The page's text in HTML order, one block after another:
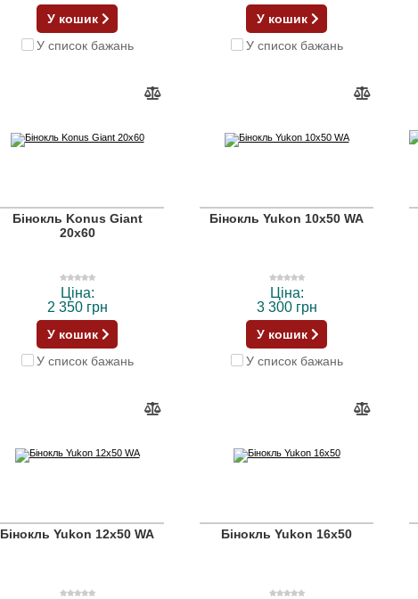
У кошик
У список бажань
У кошик
У список бажань
Бінокль Konus Giant
20x60
Ціна:
2 350 грн
У кошик
У список бажань
Бінокль Yukon 10x50 WA
Ціна:
3 300 грн
У кошик
У список бажань
Бінокль Yukon 12x50 WA Бінокль Yukon 16x50